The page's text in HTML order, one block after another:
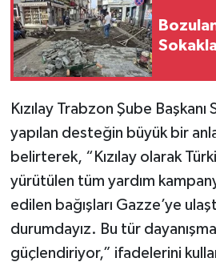
Kızılay Trabzon Şube Başkanı
yapılan desteğin büyük bir
belirterek, “Kızılay olarak
yürütülen tüm yardım
edilen bağışları Gazze’ye
durumdayız. Bu tür
güçlendiriyor,” ifadelerini